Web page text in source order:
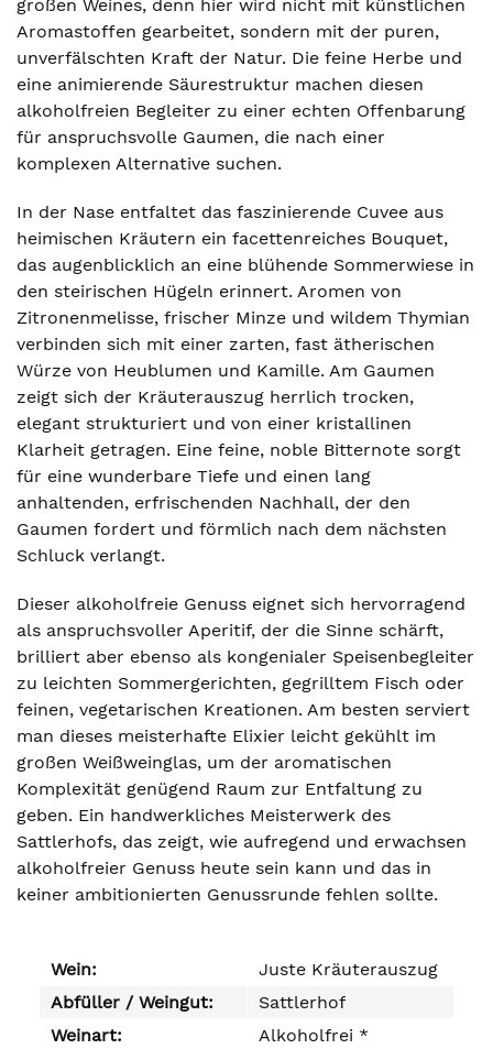
großen Weines, denn hier wird nicht mit künstlichen
Aromastoffen gearbeitet, sondern mit der puren,
unverfälschten Kraft der Natur. Die feine Herbe und
eine animierende Säurestruktur machen diesen
alkoholfreien Begleiter zu einer echten Offenbarung
für anspruchsvolle Gaumen, die nach einer
komplexen Alternative suchen.
In der Nase entfaltet das faszinierende Cuvee aus
heimischen Kräutern ein facettenreiches Bouquet,
das augenblicklich an eine blühende Sommerwiese in
den steirischen Hügeln erinnert. Aromen von
Zitronenmelisse, frischer Minze und wildem Thymian
verbinden sich mit einer zarten, fast ätherischen
Würze von Heublumen und Kamille. Am Gaumen
zeigt sich der Kräuterauszug herrlich trocken,
elegant strukturiert und von einer kristallinen
Klarheit getragen. Eine feine, noble Bitternote sorgt
für eine wunderbare Tiefe und einen lang
anhaltenden, erfrischenden Nachhall, der den
Gaumen fordert und förmlich nach dem nächsten
Schluck verlangt.
Dieser alkoholfreie Genuss eignet sich hervorragend
als anspruchsvoller Aperitif, der die Sinne schärft,
brilliert aber ebenso als kongenialer Speisenbegleiter
zu leichten Sommergerichten, gegrilltem Fisch oder
feinen, vegetarischen Kreationen. Am besten serviert
man dieses meisterhafte Elixier leicht gekühlt im
großen Weißweinglas, um der aromatischen
Komplexität genügend Raum zur Entfaltung zu
geben. Ein handwerkliches Meisterwerk des
Sattlerhofs, das zeigt, wie aufregend und erwachsen
alkoholfreier Genuss heute sein kann und das in
keiner ambitionierten Genussrunde fehlen sollte.
Wein:
Juste Kräuterauszug
Abfüller / Weingut:
Sattlerhof
Weinart:
Alkoholfrei *